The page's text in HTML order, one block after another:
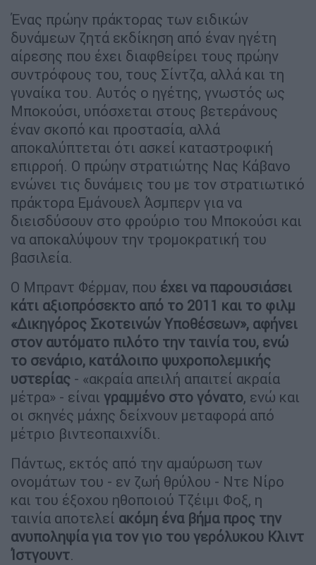
Ένας πρώην πράκτορας των ειδικών
δυνάμεων ζητά εκδίκηση από έναν ηγέτη
αίρεσης που έχει διαφθείρει τους πρώην
συντρόφους του, τους Σίντζα, αλλά και τη
γυναίκα του. Αυτός ο ηγέτης, γνωστός ως
Μποκούσι, υπόσχεται στους βετεράνους
έναν σκοπό και προστασία, αλλά
αποκαλύπτεται ότι ασκεί καταστροφική
επιρροή. Ο πρώην στρατιώτης Νας Κάβανο
ενώνει τις δυνάμεις του με τον στρατιωτικό
πράκτορα Εμάνουελ Άσμπερν για να
διεισδύσουν στο φρούριο του Μποκούσι και
να αποκαλύψουν την τρομοκρατική του
βασιλεία.
Ο Μπραντ Φέρμαν, που έχει να παρουσιάσει
κάτι αξιοπρόσεκτο από το 2011 και το φιλμ
«Δικηγόρος Σκοτεινών Υποθέσεων», αφήνει
στον αυτόματο πιλότο την ταινία του, ενώ
το σενάριο, κατάλοιπο ψυχροπολεμικής
υστερίας - «ακραία απειλή απαιτεί ακραία
μέτρα» - είναι γραμμένο στο γόνατο, ενώ και
οι σκηνές μάχης δείχνουν μεταφορά από
μέτριο βιντεοπαιχνίδι.
Πάντως, εκτός από την αμαύρωση των
ονομάτων του - εν ζωή θρύλου - Ντε Νίρο
και του έξοχου ηθοποιού Τζέιμι Φοξ, η
ταινία αποτελεί ακόμη ένα βήμα προς την
ανυποληψία για τον γιο του γερόλυκου Κλιντ
Ίστγουντ.